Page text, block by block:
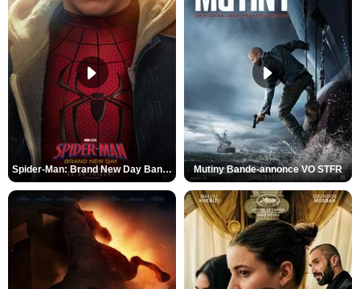
Spider-Man: Brand New Day Bande-annonce VO STFR Mutiny Bande-annonce VO STFR